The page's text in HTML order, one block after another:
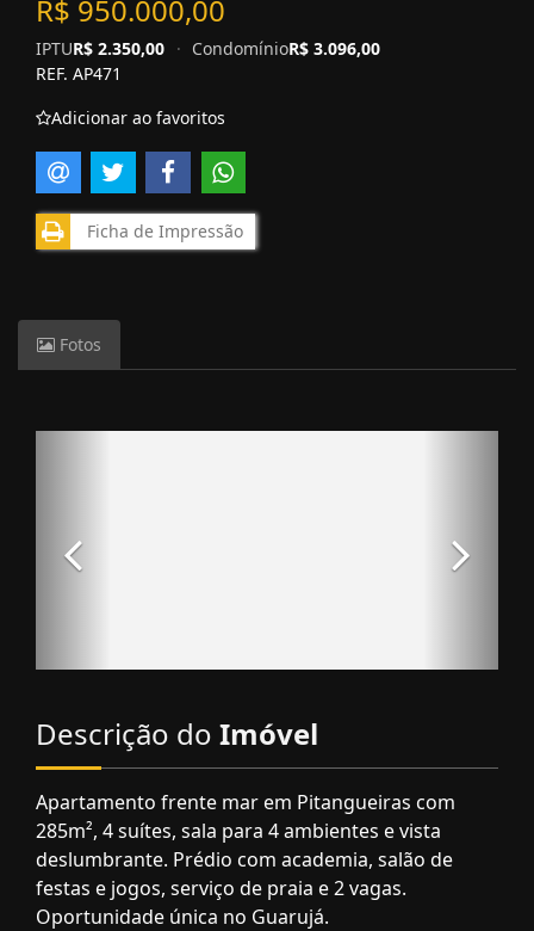
R$ 950.000,00
IPTUR$ 2.350,00 · CondomínioR$ 3.096,00
REF. AP471
Adicionar ao favoritos
Ficha de Impressão
Fotos
Descrição do Imóvel
Apartamento frente mar em Pitangueiras com
285m², 4 suítes, sala para 4 ambientes e vista
deslumbrante. Prédio com academia, salão de
festas e jogos, serviço de praia e 2 vagas.
Oportunidade única no Guarujá.